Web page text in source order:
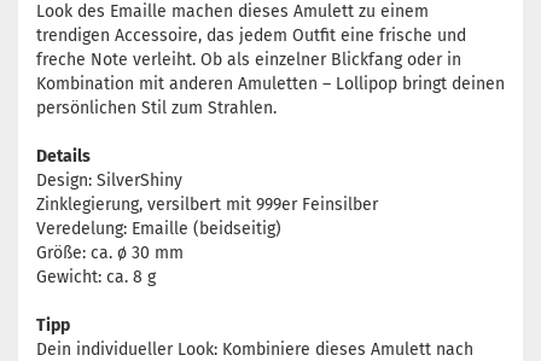
Look des Emaille machen dieses Amulett zu einem
trendigen Accessoire, das jedem Outfit eine frische und
freche Note verleiht. Ob als einzelner Blickfang oder in
Kombination mit anderen Amuletten – Lollipop bringt deinen
persönlichen Stil zum Strahlen.
Details
Design: SilverShiny
Zinklegierung, versilbert mit 999er Feinsilber
Veredelung: Emaille (beidseitig)
Größe: ca. ø 30 mm
Gewicht: ca. 8 g
Tipp
Dein individueller Look: Kombiniere dieses Amulett nach